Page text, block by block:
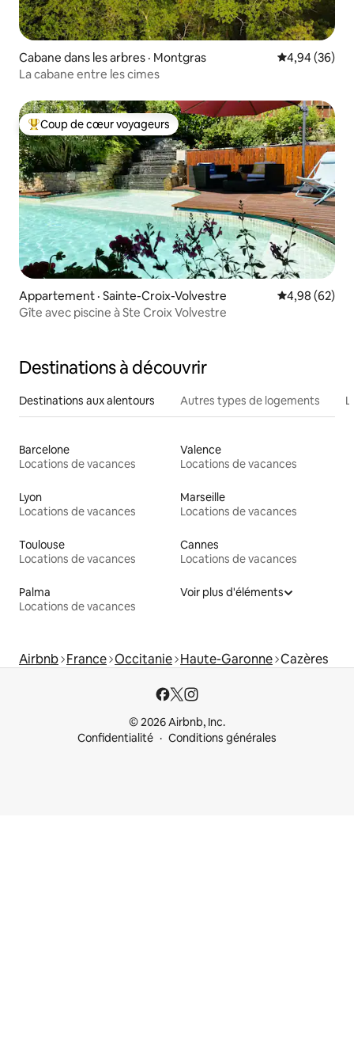
Cabane dans les arbres · Montgras Note
4,94 (36)
La cabane entre les cimes
Coup de cœur voyageurs parmi les plus aimés
Coup de cœur voyageurs
Appartement · Sainte-Croix-Volvestre Note
4,98 (62)
Gîte avec piscine à Ste Croix Volvestre
Destinations à découvrir
Destinations aux alentours Autres types de logements
Barcelone
Locations de vacances
Valence
Locations de vacances
Lyon
Locations de vacances
Marseille
Locations de vacances
Toulouse
Locations de vacances
Cannes
Locations de vacances
Palma
Locations de vacances
Voir plus d'éléments
Airbnb France Occitanie Haute-Garonne Cazères
© 2026 Airbnb, Inc.
Confidentialité
Conditions générales